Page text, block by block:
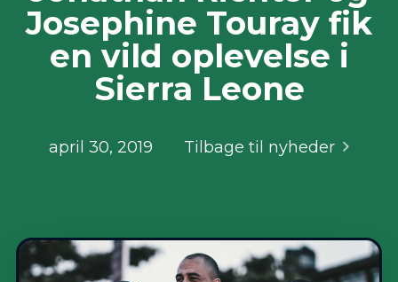
Josephine Touray fik
en vild oplevelse i
Sierra Leone
april 30, 2019 Tilbage til nyheder